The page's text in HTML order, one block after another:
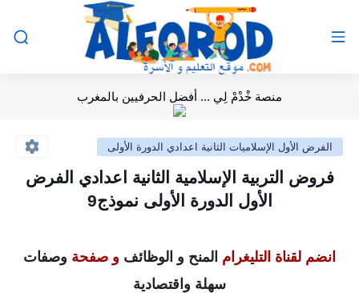
منصة خْدْمْ لِي ... أفضل الحرفيين بالمغرب
الفرض الأول الإسلاميات الثانية اعدادي الدورة الأولى
فروض التربية الإسلامية الثانية اعدادي الفرض
الأول الدورة الأولى نموذج9
انضم لقناة التليغرام المنح و الوظائف و صفحة وصفات
سهلة واقتصادية